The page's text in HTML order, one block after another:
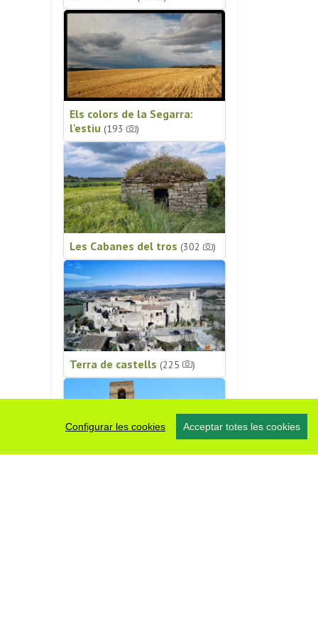
Configurar les cookies Acceptar totes les cookies
Els colors de la Segarra:
l'estiu (193 )
Les Cabanes del tros (302 )
Terra de castells (225 )